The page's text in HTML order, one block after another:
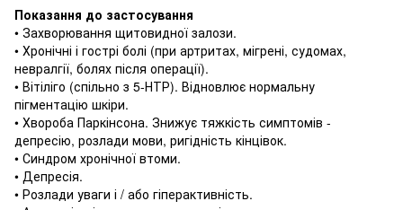
Показання до застосування
• Захворювання щитовидної залози.
• Хронічні і гострі болі (при артритах, мігрені, судомах,
невралгії, болях після операції).
• Вітіліго (спільно з 5-НТР). Відновлює нормальну
пігментацію шкіри.
• Хвороба Паркінсона. Знижує тяжкість симптомів -
депресію, розлади мови, ригідність кінцівок.
• Синдром хронічної втоми.
• Депресія.
• Розлади уваги і / або гіперактивність.